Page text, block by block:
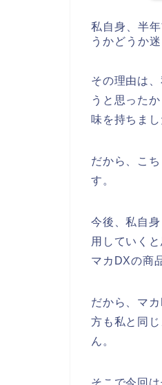
私自身、半
うかどうか
その理由は
うと思った
味を持ちまし
だから、こ
す。
今後、私自
用していく
マカDXの商
だから、マ
方も私と同
ん。
そこで今回